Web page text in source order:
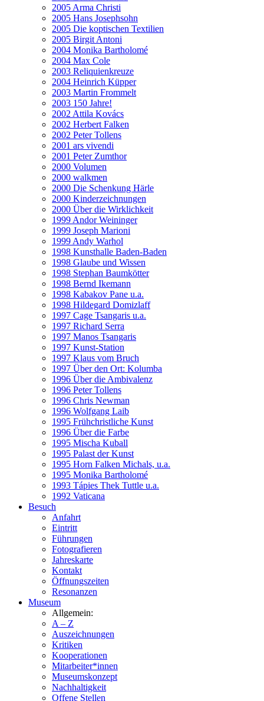
2005 Arma Christi
2005 Hans Josephsohn
2005 Die koptischen Textilien
2005 Birgit Antoni
2004 Monika Bartholomé
2004 Max Cole
2003 Reliquienkreuze
2004 Heinrich Küpper
2003 Martin Frommelt
2003 150 Jahre!
2002 Attila Kovács
2002 Herbert Falken
2002 Peter Tollens
2001 ars vivendi
2001 Peter Zumthor
2000 Volumen
2000 walkmen
2000 Die Schenkung Härle
2000 Kinderzeichnungen
2000 Über die Wirklichkeit
1999 Andor Weininger
1999 Joseph Marioni
1999 Andy Warhol
1998 Kunsthalle Baden-Baden
1998 Glaube und Wissen
1998 Stephan Baumkötter
1998 Bernd Ikemann
1998 Kabakov Pane u.a.
1998 Hildegard Domizlaff
1997 Cage Tsangaris u.a.
1997 Richard Serra
1997 Manos Tsangaris
1997 Kunst-Station
1997 Klaus vom Bruch
1997 Über den Ort: Kolumba
1996 Über die Ambivalenz
1996 Peter Tollens
1996 Chris Newman
1996 Wolfgang Laib
1995 Frühchristliche Kunst
1996 Über die Farbe
1995 Mischa Kuball
1995 Palast der Kunst
1995 Horn Falken Michals, u.a.
1995 Monika Bartholomé
1993 Tápies Thek Tuttle u.a.
1992 Vaticana
Besuch
Anfahrt
Eintritt
Führungen
Fotografieren
Jahreskarte
Kontakt
Öffnungszeiten
Resonanzen
Museum
Allgemein:
A – Z
Auszeichnungen
Kritiken
Kooperationen
Mitarbeiter*innen
Museumskonzept
Nachhaltigkeit
Offene Stellen